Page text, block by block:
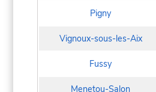
Pigny
Vignoux-sous-les-Aix
Fussy
Menetou-Salon